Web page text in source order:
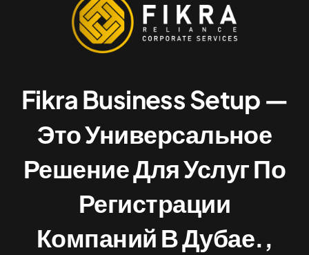
Fikra Business Setup —
Это Универсальное
Решение Для Услуг По
Регистрации
Компаний В Дубае.,